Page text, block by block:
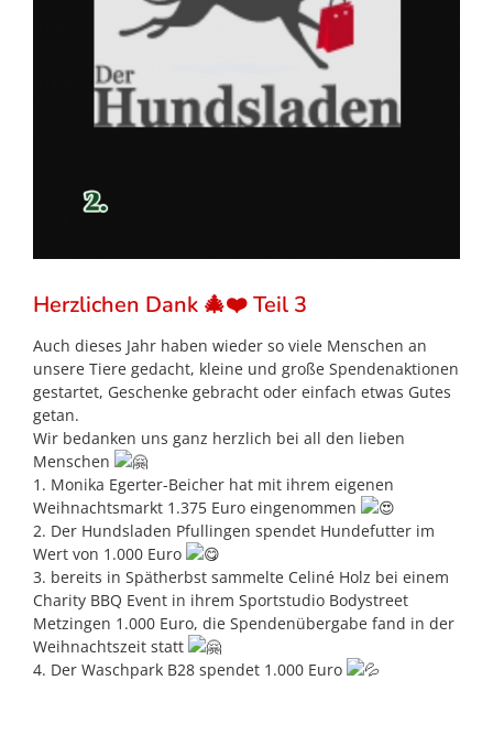
Herzlichen Dank 🎄❤️ Teil 3
Auch dieses Jahr haben wieder so viele Menschen an
unsere Tiere gedacht, kleine und große Spendenaktionen
gestartet, Geschenke gebracht oder einfach etwas Gutes
getan.
Wir bedanken uns ganz herzlich bei all den lieben
Menschen
1. Monika Egerter-Beicher hat mit ihrem eigenen
Weihnachtsmarkt 1.375 Euro eingenommen
2. Der Hundsladen Pfullingen spendet Hundefutter im
Wert von 1.000 Euro
3. bereits in Spätherbst sammelte Celiné Holz bei einem
Charity BBQ Event in ihrem Sportstudio Bodystreet
Metzingen 1.000 Euro, die Spendenübergabe fand in der
Weihnachtszeit statt
4. Der Waschpark B28 spendet 1.000 Euro